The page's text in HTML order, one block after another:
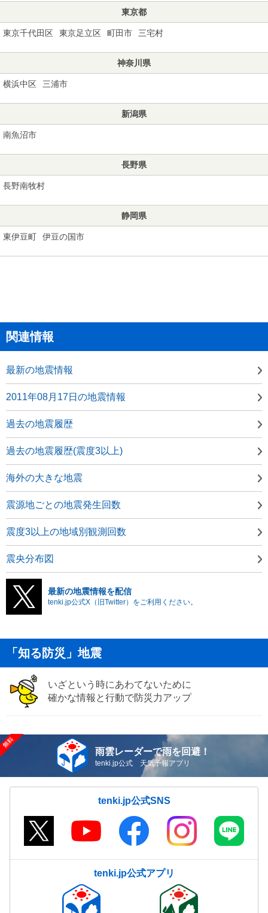
東京都
東京千代田区 東京足立区 町田市 三宅村
神奈川県
横浜中区 三浦市
新潟県
南魚沼市
長野県
長野南牧村
静岡県
東伊豆町 伊豆の国市
関連情報
最新の地震情報
2011年08月17日の地震情報
過去の地震履歴
過去の地震履歴(震度3以上)
海外の大きな地震
震源地ごとの地震発生回数
震度3以上の地域別観測回数
震央分布図
最新の地震情報を配信
tenki.jp公式X（旧Twitter）をご利用ください。
「知る防災」地震
いざという時にあわてないために
確かな情報と行動で防災力アップ
雨雲レーダーで雨を回避！
tenki.jp公式 天気予報アプリ
tenki.jp公式SNS
tenki.jp公式アプリ